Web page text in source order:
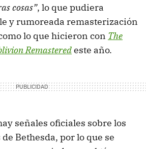
cosas”, lo que pudiera
y rumoreada remasterización
lo que hicieron con The
Remasteredeste año.
señales oficiales sobre los
Bethesda, por lo que se